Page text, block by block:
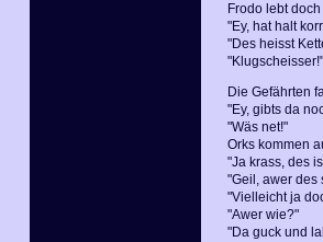
Frodo lebt
"Ey, hat halt
"Des heisst
"Klugscheisser!"
Die Gefährten
"Ey, gibts da
"Wäs net!"
Orks kommen
"Ja krass, des
"Geil, awer des
"Vielleicht ja
"Awer wie?"
"Da guck und